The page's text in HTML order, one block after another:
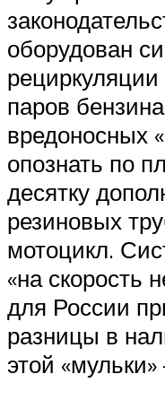
оборудован
рециркуляции
паров
вредоносных
опознать по
десятку
резиновых
мотоцикл.
«на скорость
для России
разницы в
этой